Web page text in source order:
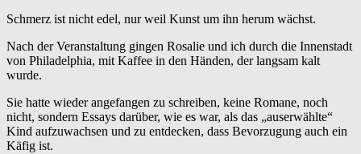
Schmerz ist nicht edel, nur weil Kunst um ihn herum wächst.
Nach der Veranstaltung gingen Rosalie und ich durch die Innenstadt
von Philadelphia, mit Kaffee in den Händen, der langsam kalt
wurde.
Sie hatte wieder angefangen zu schreiben, keine Romane, noch
nicht, sondern Essays darüber, wie es war, als das „auserwählte“
Kind aufzuwachsen und zu entdecken, dass Bevorzugung auch ein
Käfig ist.